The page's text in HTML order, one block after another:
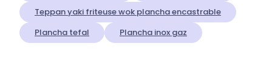
Teppan yaki friteuse wok plancha encastrable
Plancha tefal
Plancha inox gaz